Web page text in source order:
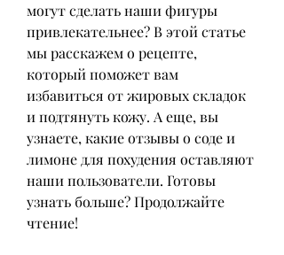
могут сделать наши фигуры
привлекательнее? В этой статье
мы расскажем о рецепте,
который поможет вам
избавиться от жировых складок
и подтянуть кожу. А еще, вы
узнаете, какие отзывы о соде и
лимоне для похудения оставляют
наши пользователи. Готовы
узнать больше? Продолжайте
чтение!